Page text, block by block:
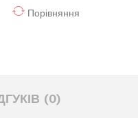
Порівняння
(0)